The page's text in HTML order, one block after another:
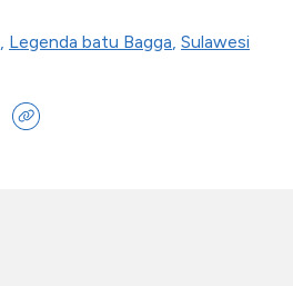
, Legenda batu Bagga, Sulawesi